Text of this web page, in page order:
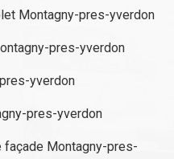
Montagny-pres-yverdon
pres-yverdon
yverdon
pres-yverdon
façade Montagny-pres-